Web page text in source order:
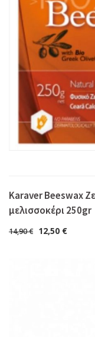
Karaver Beeswax
μελισσοκέρι 250gr
14,90€ 12,50 €